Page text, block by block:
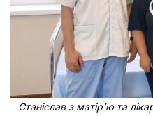
Станіслав з матірʼю та